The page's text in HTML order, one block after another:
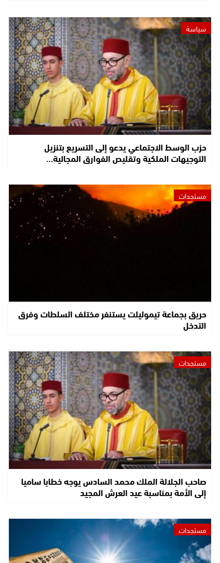
سياسة
حزب الوسط الاجتماعي يدعو إلى التسريع بتنزيل
التوجيهات الملكية وتقليص الفوارق المجالية…
مستجدات
حريق بجماعة تيموليلت يستنفر مختلف السلطات وفرق
التدخل
مستجدات
صاحب الجلالة الملك محمد السادس يوجه خطابا ساميا
إلى الأمة بمناسبة عيد العرش المجيد
مستجدات